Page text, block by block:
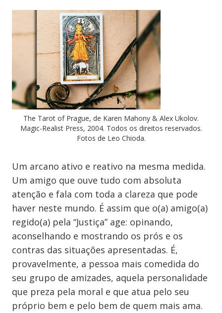
The Tarot of Prague, de Karen Mahony & Alex Ukolov.
Magic-Realist Press, 2004. Todos os direitos reservados.
Fotos de Leo Chioda.
Um arcano ativo e reativo na mesma medida.
Um amigo que ouve tudo com absoluta
atenção e fala com toda a clareza que pode
haver neste mundo. É assim que o(a) amigo(a)
regido(a) pela “Justiça” age: opinando,
aconselhando e mostrando os prós e os
contras das situações apresentadas. É,
provavelmente, a pessoa mais comedida do
seu grupo de amizades, aquela personalidade
que preza pela moral e que atua pelo seu
próprio bem e pelo bem de quem mais ama.